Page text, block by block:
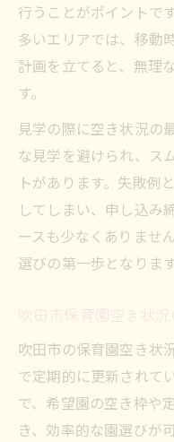
行うことがポイントで
多いエリアでは、移動
計画を立てると、無理
す。
見学の際に空き状況の
な見学を避けられ、ス
トがあります。失敗例
してしまい、申し込み
ースも少なくありませ
選びの第一歩となります
吹田市保育園空き状
吹田市の保育園空き状
で定期的に更新されて
で、希望園の空き枠や
き、効率的な園選びが